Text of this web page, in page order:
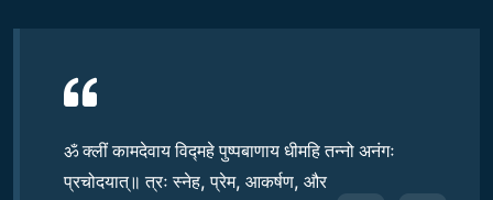
ॐ क्लीं कामदेवाय विद्महे पुष्पबाणाय धीमहि तन्नो अनंगः
प्रचोदयात्॥ त्रः स्नेह, प्रेम, आकर्षण, और